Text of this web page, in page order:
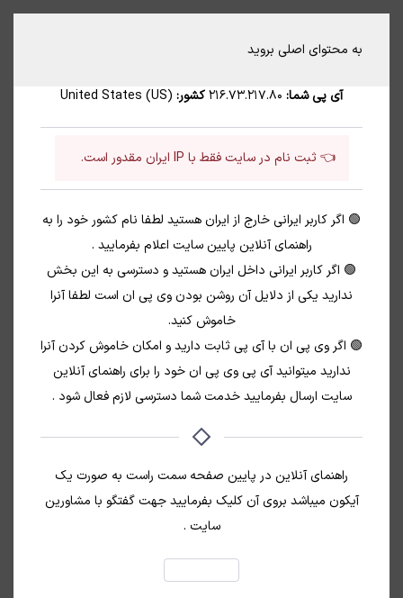
به محتوای اصلی بروید
ورود با شماره موبایل
در صورت فراموشی ایمیل و رمز ورود میتوانید با شماره
تلفنی که در زمان ثبت نام ثبت کرده اید لاگین کنید .
در صورتیکه بروی سایت ثبت نام نکرده اید با ورود به
صورت اتوماتیک ثبت نام میشوید
مشاهده قوانین و مقررات پی سی تمپلیت
⚠️ دسترسی محدود ⚠️
آی پی شما: کشور:
👈 ثبت نام در سایت فقط با IP ایران مقدور است.
🟢 اگر کاربر ایرانی خارج از ایران هستید لطفا نام کشور خود را به
راهنمای آنلاین پایین سایت اعلام بفرمایید .
🟢 اگر کاربر ایرانی داخل ایران هستید و دسترسی به این بخش
ندارید یکی از دلایل آن روشن بودن وی پی ان است لطفا آنرا
خاموش کنید.
🟢 اگر وی پی ان با آی پی ثابت دارید و امکان خاموش کردن آنرا
ندارید میتوانید آی پی وی پی ان خود را برای راهنمای آنلاین
سایت ارسال بفرمایید خدمت شما دسترسی لازم فعال شود .
راهنمای آنلاین در پایین صفحه سمت راست به صورت یک
آیکون میباشد بروی آن کلیک بفرمایید جهت گفتگو با مشاورین
سایت .